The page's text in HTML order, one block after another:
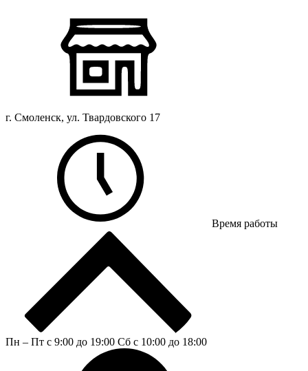
г. Смоленск, ул. Твардовского 17
Время работы
Пн – Пт с 9:00 до 19:00 Сб с 10:00 до 18:00